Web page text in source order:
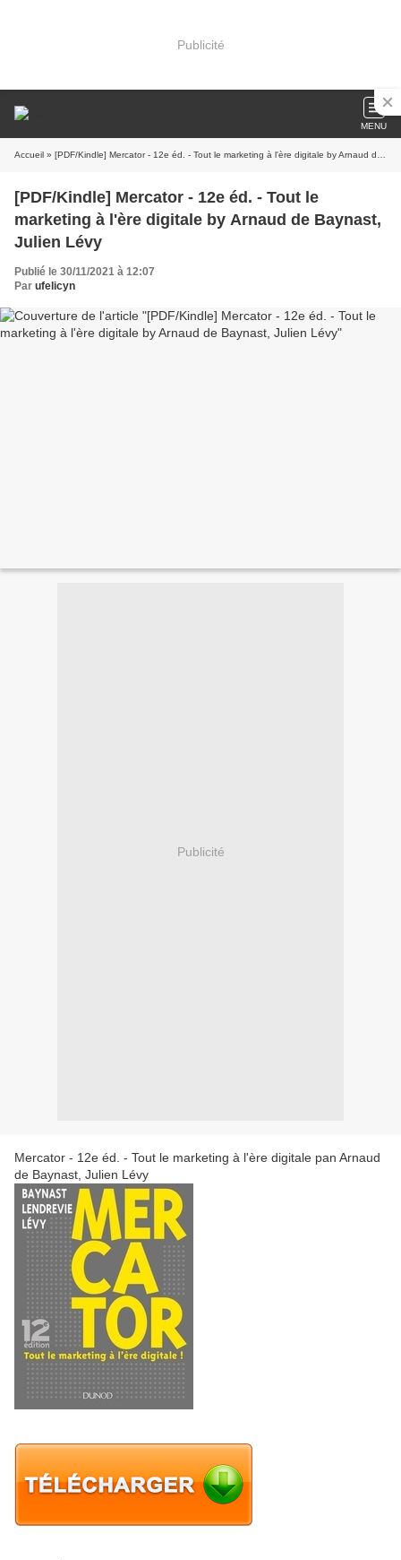
Publicité
MENU
Accueil » [PDF/Kindle] Mercator - 12e éd. - Tout le marketing à l'ère digitale by Arnaud de Baynast, Julien Lévy
[PDF/Kindle] Mercator - 12e éd. - Tout le
marketing à l'ère digitale by Arnaud de Baynast,
Julien Lévy
Publié le 30/11/2021 à 12:07
Par ufelicyn
Publicité
Mercator - 12e éd. - Tout le marketing à l'ère digitale pan Arnaud
de Baynast, Julien Lévy